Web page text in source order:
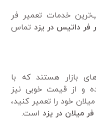
خدمات تعمیر فر
فر داتیس در یزد تماس
بازار هستند که با
و از قیمت خوبی نیز
خود را تعمیر کنید،
میلان در یزد است.